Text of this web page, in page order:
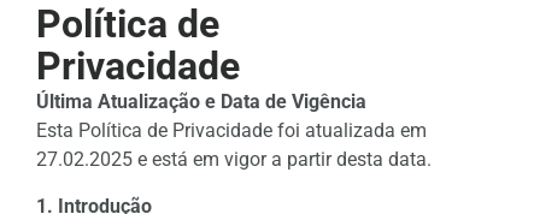
Política de
Privacidade
Última Atualização e Data de Vigência
Esta Política de Privacidade foi atualizada em
27.02.2025 e está em vigor a partir desta data.
1. Introdução